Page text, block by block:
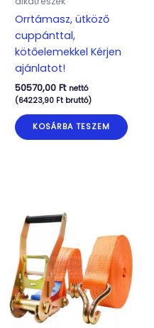
Orrtámasz, ütköző
cuppánttal,
kötőelemekkel Kérjen
ajánlatot!
50570,00 Ft nettó
(64223,90 Ftbruttó)
KOSÁRBA TESZEM